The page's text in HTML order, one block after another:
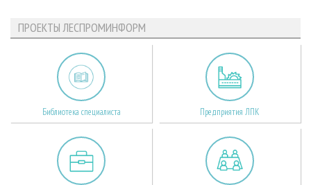
ПРОЕКТЫ ЛЕСПРОМИНФОРМ
Библиотека специалиста Предприятия ЛПК